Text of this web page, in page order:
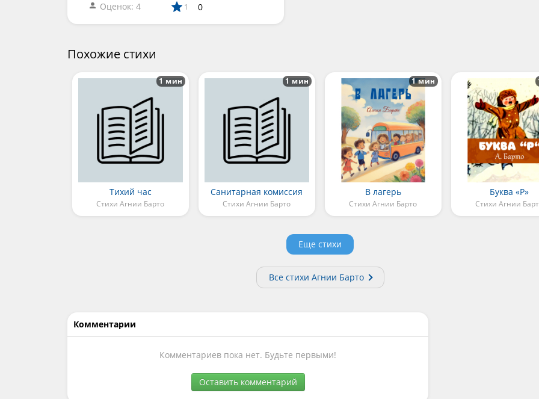
Оценок: 4 1 0
Похожие стихи
Тихий час
Стихи Агнии Барто
1 мин
Санитарная комиссия
Стихи Агнии Барто
1 мин
В лагерь
Стихи Агнии Барто
1 мин
Буква «Р»
Стихи Агнии
Еще стихи
Все стихи Агнии Барто
Комментарии
Комментариев пока нет. Будьте первыми!
Оставить комментарий